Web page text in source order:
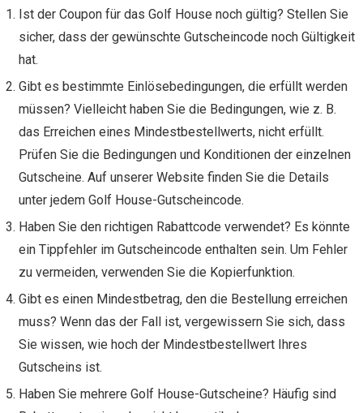
Ist der Coupon für das Golf House noch gültig? Stellen Sie
sicher, dass der gewünschte Gutscheincode noch Gültigkeit
hat.
Gibt es bestimmte Einlösebedingungen, die erfüllt werden
müssen? Vielleicht haben Sie die Bedingungen, wie z. B.
das Erreichen eines Mindestbestellwerts, nicht erfüllt.
Prüfen Sie die Bedingungen und Konditionen der einzelnen
Gutscheine. Auf unserer Website finden Sie die Details
unter jedem Golf House-Gutscheincode.
Haben Sie den richtigen Rabattcode verwendet? Es könnte
ein Tippfehler im Gutscheincode enthalten sein. Um Fehler
zu vermeiden, verwenden Sie die Kopierfunktion.
Gibt es einen Mindestbetrag, den die Bestellung erreichen
muss? Wenn das der Fall ist, vergewissern Sie sich, dass
Sie wissen, wie hoch der Mindestbestellwert Ihres
Gutscheins ist.
Haben Sie mehrere Golf House-Gutscheine? Häufig sind